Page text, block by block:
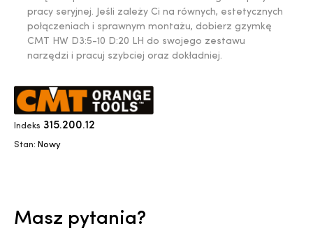
pracy seryjnej. Jeśli zależy Ci na równych, estetycznych
połączeniach i sprawnym montażu, dobierz gzymkę
CMT HW D3:5-10 D:20 LH do swojego zestawu
narzędzi i pracuj szybciej oraz dokładniej.
Indeks 315.200.12
Stan: Nowy
Masz pytania?